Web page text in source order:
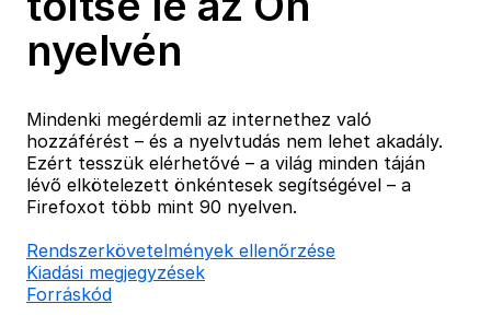
nyelvén
Mindenki megérdemli az internethez való
hozzáférést – és a nyelvtudás nem lehet akadály.
Ezért tesszük elérhetővé – a világ minden táján
lévő elkötelezett önkéntesek segítségével – a
Firefoxot több mint 90 nyelven.
Rendszerkövetelmények ellenőrzése
Kiadási megjegyzések
Forráskód